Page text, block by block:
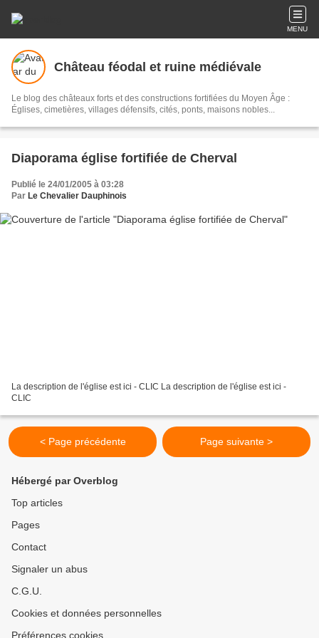
MENU
Château féodal et ruine médiévale
Le blog des châteaux forts et des constructions fortifiées du Moyen Âge :
Églises, cimetières, villages défensifs, cités, ponts, maisons nobles...
Diaporama église fortifiée de Cherval
Publié le 24/01/2005 à 03:28
Par Le Chevalier Dauphinois
La description de l'église est ici - CLIC La description de l'église est ici -
CLIC
< Page précédente Page suivante >
Hébergé par Overblog
Top articles
Pages
Contact
Signaler un abus
C.G.U.
Cookies et données personnelles
Préférences cookies